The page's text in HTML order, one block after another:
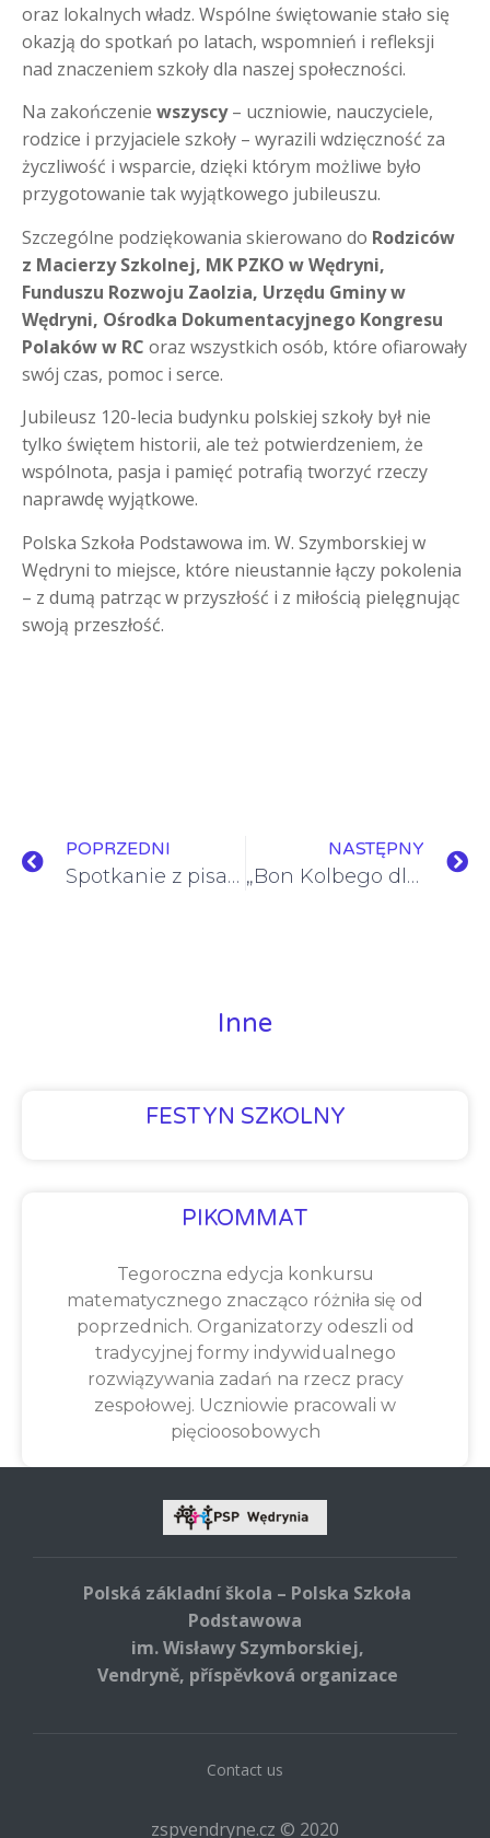
oraz lokalnych władz. Wspólne świętowanie stało się
okazją do spotkań po latach, wspomnień i refleksji
nad znaczeniem szkoły dla naszej społeczności.
Na zakończenie wszyscy– uczniowie, nauczyciele,
rodzice i przyjaciele szkoły – wyrazili wdzięczność za
życzliwość i wsparcie, dzięki którym możliwe było
przygotowanie tak wyjątkowego jubileuszu.
Szczególne podziękowania skierowano do Rodziców
z Macierzy Szkolnej, MK PZKO w Wędryni,
Funduszu Rozwoju Zaolzia, Urzędu Gminy w
Wędryni, Ośrodka Dokumentacyjnego Kongresu
Polaków w RC oraz wszystkich osób, które ofiarowały
swój czas, pomoc i serce.
Jubileusz 120-lecia budynku polskiej szkoły był nie
tylko świętem historii, ale też potwierdzeniem, że
wspólnota, pasja i pamięć potrafią tworzyć rzeczy
naprawdę wyjątkowe.
Polska Szkoła Podstawowa im. W. Szymborskiej w
Wędryni to miejsce, które nieustannie łączy pokolenia
– z dumą patrząc w przyszłość i z miłością pielęgnując
swoją przeszłość.
POPRZEDNI
Spotkanie z pisarką Reginą Golińską-Barancewicz
NASTĘPNY
„Bon Kolbego dla pierwszaków i przedszkolaków na Zaolziu w Czechach 2025”.
Inne
FESTYN SZKOLNY
PIKOMMAT
Tegoroczna edycja konkursu
matematycznego znacząco różniła się od
poprzednich. Organizatorzy odeszli od
tradycyjnej formy indywidualnego
rozwiązywania zadań na rzecz pracy
zespołowej. Uczniowie pracowali w
pięcioosobowych
Polská základní škola – Polska Szkoła
Podstawowa
im. Wisławy Szymborskiej,
Vendryně, příspěvková organizace
Contact us
zspvendryne.cz © 2020